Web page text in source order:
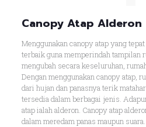
Canopy Atap Alderon
Menggunakan canopy atap yang
terbaik guna memperindah tampilan
mengubah secara keseluruhan,
Dengan menggunakan canopy atap,
dari hujan dan panasnya terik
tersedia dalam berbagai jenis.
atap ialah alderon. Canopy atap
dalam meredam panas maupun suara.